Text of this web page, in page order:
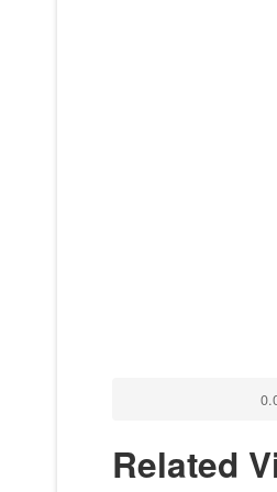
Related